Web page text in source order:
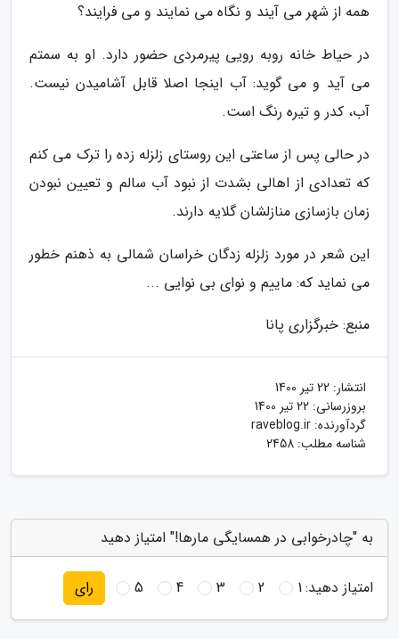
همه از شهر می آیند و نگاه می نمایند و می فرایند؟
در حیاط خانه روبه رویی پیرمردی حضور دارد. او به سمتم
می آید و می گوید: آب اینجا اصلا قابل آشامیدن نیست.
آب، کدر و تیره رنگ است.
در حالی پس از ساعتی این روستای زلزله زده را ترک می کنم
که تعدادی از اهالی بشدت از نبود آب سالم و تعیین نبودن
زمان بازسازی منازلشان گلایه دارند.
این شعر در مورد زلزله زدگان خراسان شمالی به ذهنم خطور
می نماید که: ماییم و نوای بی نوایی ...
منبع: خبرگزاری پانا
انتشار: 22 تیر 1400
بروزرسانی: 22 تیر 1400
گردآورنده: raveblog.ir
شناسه مطلب: 2458
به "چادرخوابی در همسایگی مارها!" امتیاز دهید
امتیاز دهید:1
2
3
4
5 رای